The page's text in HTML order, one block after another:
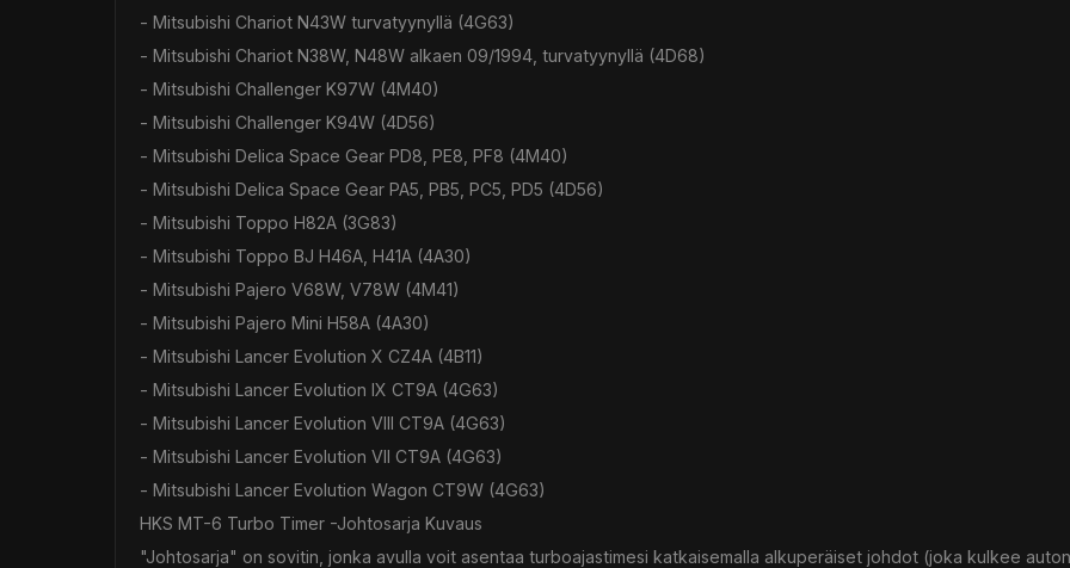
- Mitsubishi Chariot N43W turvatyynyllä (4G63)
- Mitsubishi Chariot N38W, N48W alkaen 09/1994, turvatyynyllä (4D68)
- Mitsubishi Challenger K97W (4M40)
- Mitsubishi Challenger K94W (4D56)
- Mitsubishi Delica Space Gear PD8, PE8, PF8 (4M40)
- Mitsubishi Delica Space Gear PA5, PB5, PC5, PD5 (4D56)
- Mitsubishi Toppo H82A (3G83)
- Mitsubishi Toppo BJ H46A, H41A (4A30)
- Mitsubishi Pajero V68W, V78W (4M41)
- Mitsubishi Pajero Mini H58A (4A30)
- Mitsubishi Lancer Evolution X CZ4A (4B11)
- Mitsubishi Lancer Evolution IX CT9A (4G63)
- Mitsubishi Lancer Evolution VIII CT9A (4G63)
- Mitsubishi Lancer Evolution VII CT9A (4G63)
- Mitsubishi Lancer Evolution Wagon CT9W (4G63)
HKS MT-6 Turbo Timer -Johtosarja Kuvaus
"Johtosarja" on sovitin, jonka avulla voit asentaa turboajastimesi katkaisemalla alkuperäiset johdot (joka kulkee